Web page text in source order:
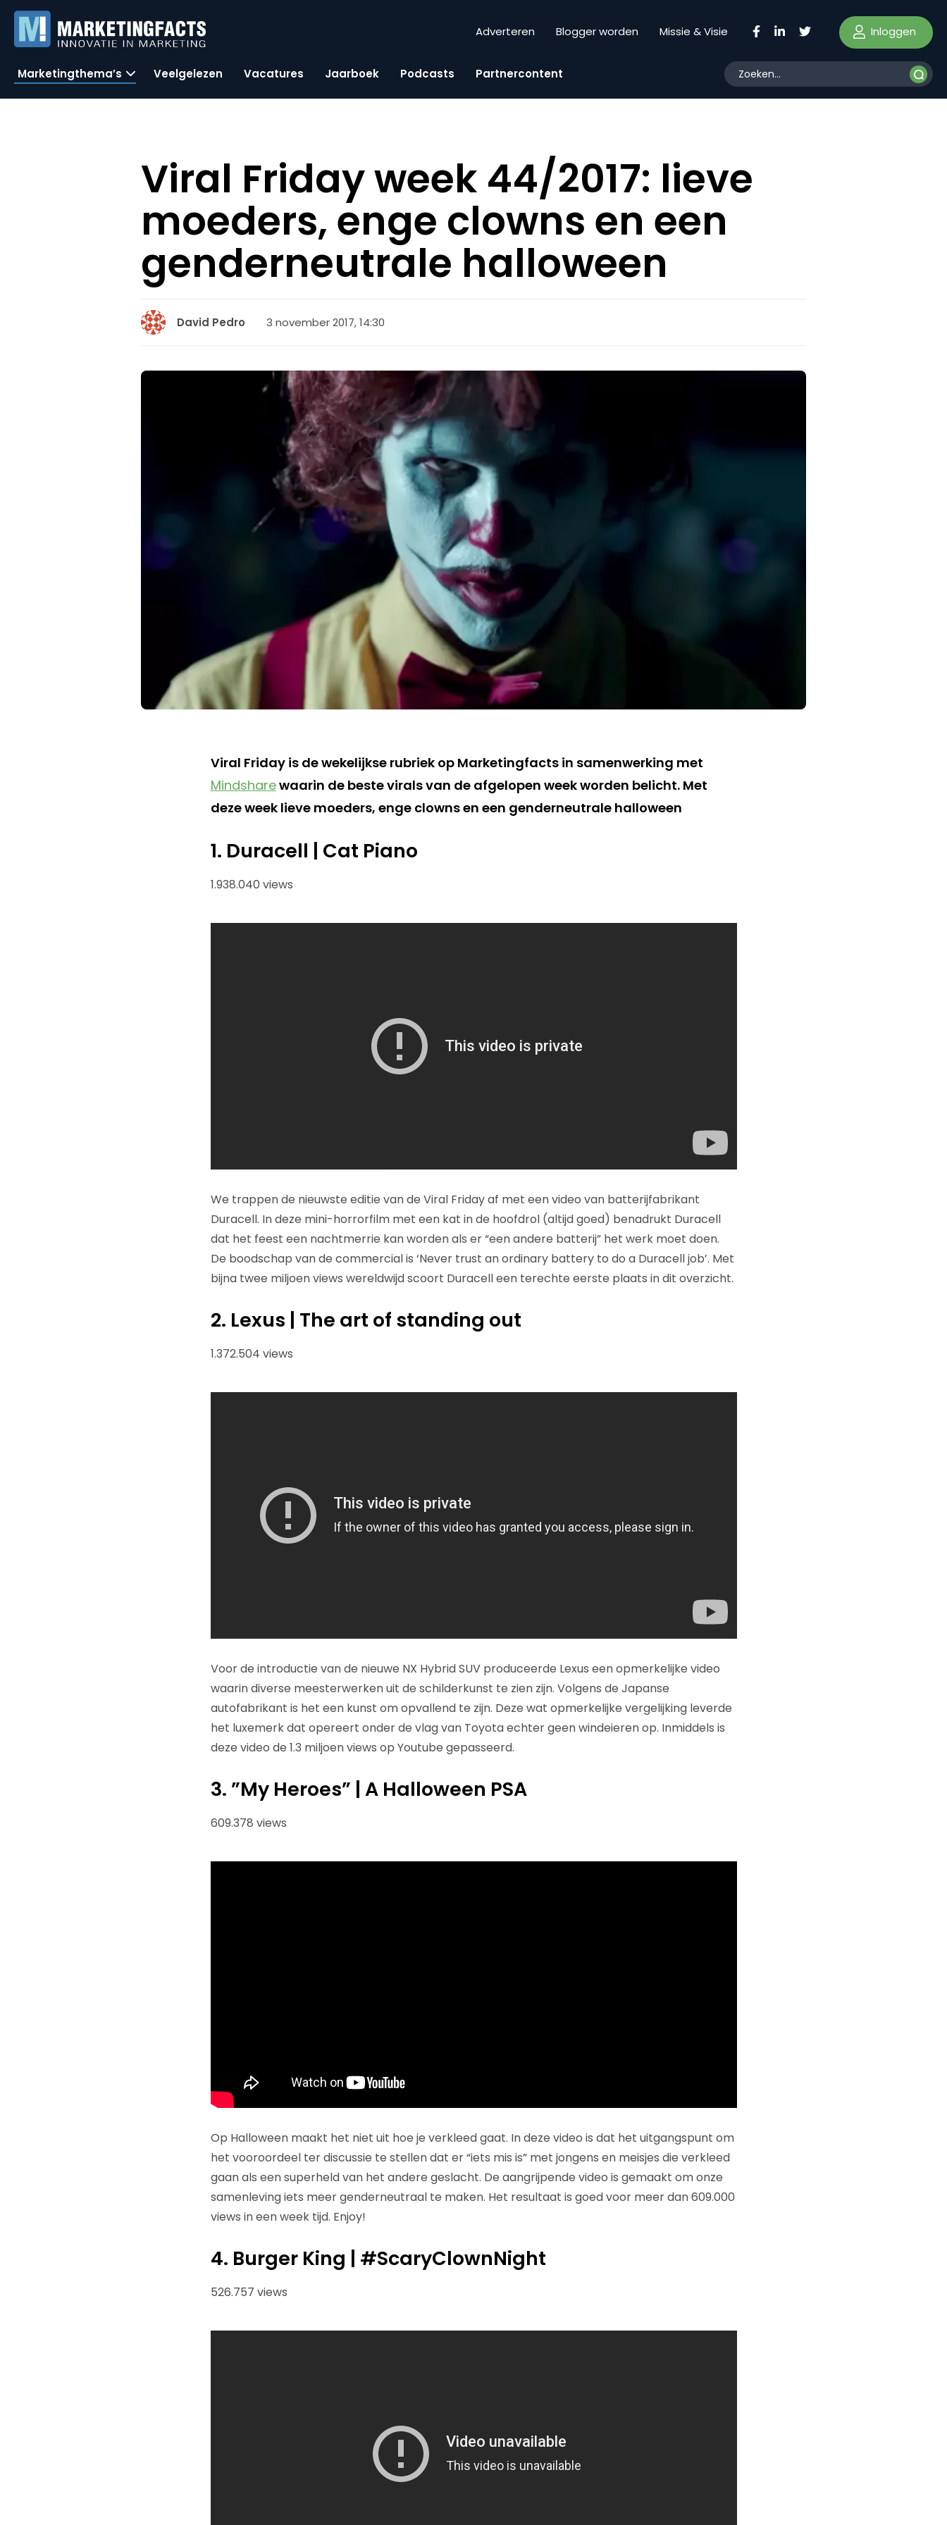
Adverteren Blogger worden Missie & Visie Inloggen
Marketingthema’s Veelgelezen Vacatures Jaarboek Podcasts Partnercontent
Viral Friday week 44/2017: lieve
moeders, enge clowns en een
genderneutrale halloween
David Pedro 3 november 2017, 14:30
Viral Friday is de wekelijkse rubriek op Marketingfacts in samenwerking met
Mindsharewaarin de beste virals van de afgelopen week worden belicht. Met
deze week lieve moeders, enge clowns en een genderneutrale halloween
1. Duracell | Cat Piano
1.938.040 views
We trappen de nieuwste editie van de Viral Friday af met een video van batterijfabrikant
Duracell. In deze mini-horrorfilm met een kat in de hoofdrol (altijd goed) benadrukt Duracell
dat het feest een nachtmerrie kan worden als er “een andere batterij” het werk moet doen.
De boodschap van de commercial is ‘Never trust an ordinary battery to do a Duracell job’. Met
bijna twee miljoen views wereldwijd scoort Duracell een terechte eerste plaats in dit overzicht.
2. Lexus | The art of standing out
1.372.504 views
Voor de introductie van de nieuwe NX Hybrid SUV produceerde Lexus een opmerkelijke video
waarin diverse meesterwerken uit de schilderkunst te zien zijn. Volgens de Japanse
autofabrikant is het een kunst om opvallend te zijn. Deze wat opmerkelijke vergelijking leverde
het luxemerk dat opereert onder de vlag van Toyota echter geen windeieren op. Inmiddels is
deze video de 1.3 miljoen views op Youtube gepasseerd.
3. ”My Heroes” | A Halloween PSA
609.378 views
Op Halloween maakt het niet uit hoe je verkleed gaat. In deze video is dat het uitgangspunt om
het vooroordeel ter discussie te stellen dat er “iets mis is” met jongens en meisjes die verkleed
gaan als een superheld van het andere geslacht. De aangrijpende video is gemaakt om onze
samenleving iets meer genderneutraal te maken. Het resultaat is goed voor meer dan 609.000
views in een week tijd. Enjoy!
4. Burger King | #ScaryClownNight
526.757 views